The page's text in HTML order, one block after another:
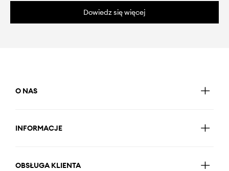
Dowiedz się więcej
O NAS
INFORMACJE
OBSŁUGA KLIENTA